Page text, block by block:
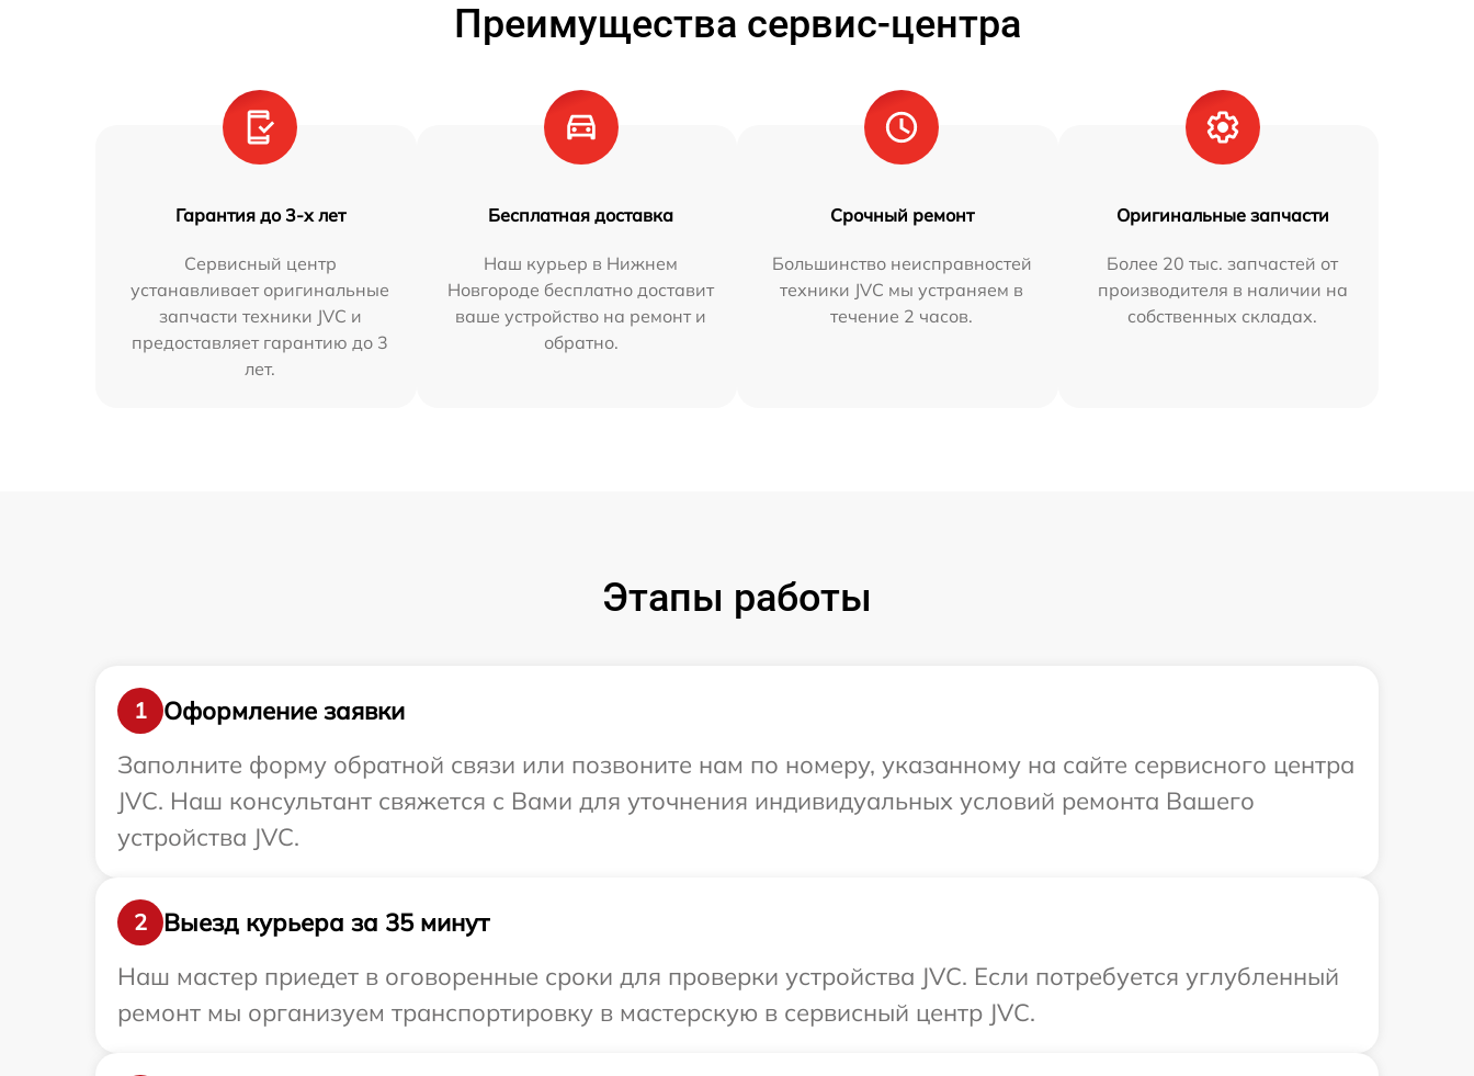
Преимущества сервис-центра
Гарантия до 3-х лет
Сервисный центр
устанавливает оригинальные
запчасти техники JVC и
предоставляет гарантию до 3
лет.
Бесплатная доставка
Наш курьер в Нижнем
Новгороде бесплатно доставит
ваше устройство на ремонт и
обратно.
Срочный ремонт
Большинство неисправностей
техники JVC мы устраняем в
течение 2 часов.
Оригинальные запчасти
Более 20 тыс. запчастей от
производителя в наличии на
собственных складах.
Этапы работы
1
Оформление заявки
Заполните форму обратной связи или позвоните нам по номеру, указанному на сайте сервисного центра
JVC. Наш консультант свяжется с Вами для уточнения индивидуальных условий ремонта Вашего
устройства JVC.
2
Выезд курьера за 35 минут
Наш мастер приедет в оговоренные сроки для проверки устройства JVC. Если потребуется углубленный
ремонт мы организуем транспортировку в мастерскую в сервисный центр JVC.